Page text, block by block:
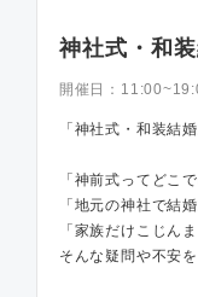
神社式・和
開催日：
「神社式・和装結
「神前式ってどこ
「地元の神社で結
「家族だけこじん
そんな疑問や不安